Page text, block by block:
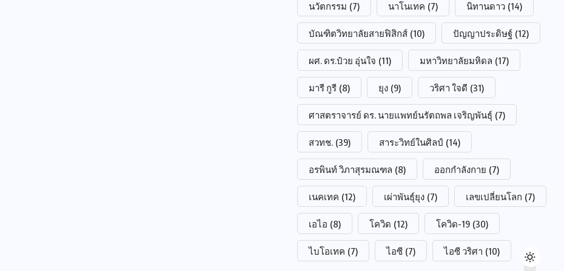
นวัตกรรม (7) นาโนเทค (7) นิทานดาว (14)
บัณฑิตวิทยาลัยสายฟิสิกส์ (10) ปัญญาประดิษฐ์ (12)
ผศ. ดร.ป๋วย อุ่นใจ (11) มหาวิทยาลัยมหิดล (17)
มารี กูรี (8) ยุง (9) วริศา ใจดี (31)
ศาสตราจารย์ ดร. นายแพทย์นรัตถพล เจริญพันธุ์ (7)
สวทช. (39) สาระวิทย์ในศิลป์ (14)
อรพินท์ วิภาสุรมณฑล (8) ออกกำลังกาย (7)
เนคเทค (12) เผ่าพันธุ์ยุง (7) เลขเปลี่ยนโลก (7)
เอไอ (8) โควิด (12) โควิด-19 (30)
ไบโอเทค (7) ไอซี (7) ไอซี วริศา (10)